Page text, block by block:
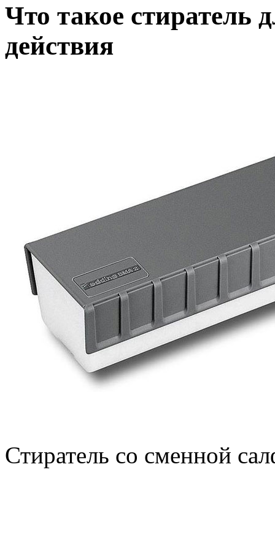
Что такое стиратель
действия
Стиратель со сменной